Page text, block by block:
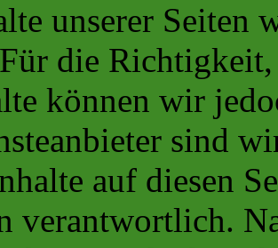
unserer Seiten
die
können wir
sind
auf diesen
verantwortlich.